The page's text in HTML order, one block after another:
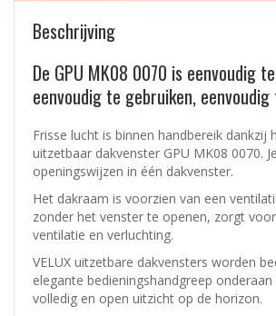
Beschrijving
De GPU MK08 0070 is eenvoudig
eenvoudig te gebruiken,
Frisse lucht is binnen handbereik dankzij
uitzetbaar dakvenster GPU MK08 0070.
openingswijzen in één dakvenster.
Het dakraam is voorzien van een
zonder het venster te openen, zorgt
ventilatie en verluchting.
VELUX uitzetbare dakvensters worden
elegante bedieningshandgreep
volledig en open uitzicht op de horizon.